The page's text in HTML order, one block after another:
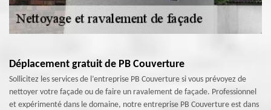
Déplacement gratuit de PB Couverture
Sollicitez les services de l’entreprise PB Couverture si vous prévoyez de
nettoyer votre façade ou de faire un ravalement de façade. Professionnel
et expérimenté dans le domaine, notre entreprise PB Couverture est dans